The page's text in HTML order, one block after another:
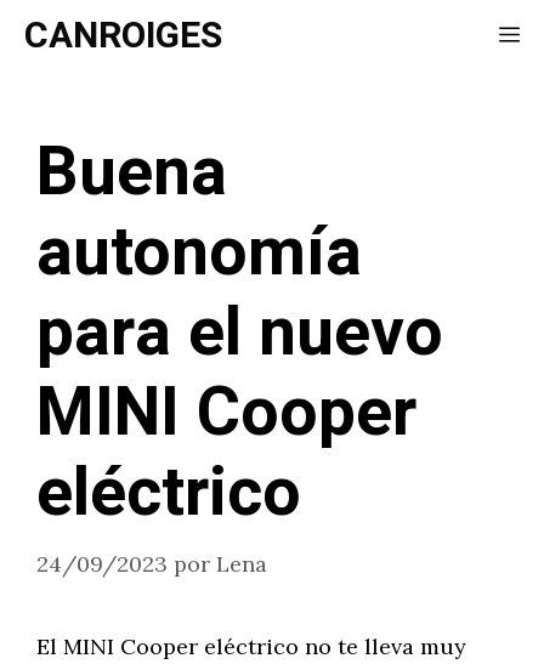
Saltar
CANROIGES
Buena
autonomía
para el nuevo
MINI Cooper
eléctrico
24/09/2023 por Lena
El MINI Cooper eléctrico no te lleva muy